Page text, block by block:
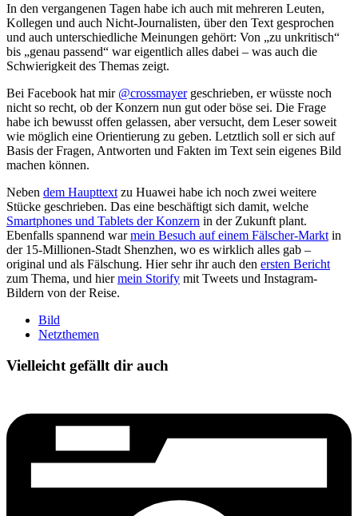
In den vergangenen Tagen habe ich auch mit mehreren Leuten,
Kollegen und auch Nicht-Journalisten, über den Text gesprochen
und auch unterschiedliche Meinungen gehört: Von „zu unkritisch“
bis „genau passend“ war eigentlich alles dabei – was auch die
Schwierigkeit des Themas zeigt.
Bei Facebook hat mir @crossmayergeschrieben, er wüsste noch
nicht so recht, ob der Konzern nun gut oder böse sei. Die Frage
habe ich bewusst offen gelassen, aber versucht, dem Leser soweit
wie möglich eine Orientierung zu geben. Letztlich soll er sich auf
Basis der Fragen, Antworten und Fakten im Text sein eigenes Bild
machen können.
Neben dem Haupttext zu Huawei habe ich noch zwei weitere
Stücke geschrieben. Das eine beschäftigt sich damit, welche
Smartphones und Tablets der Konzern in der Zukunft plant.
Ebenfalls spannend warmein Besuch auf einem Fälscher-Markt in
der 15-Millionen-Stadt Shenzhen, wo es wirklich alles gab –
original und als Fälschung. Hier sehr ihr auch den ersten Bericht
zum Thema, und hiermein Storify mit Tweets und Instagram-
Bildern von der Reise.
Bild
Netzthemen
Vielleicht gefällt dir auch